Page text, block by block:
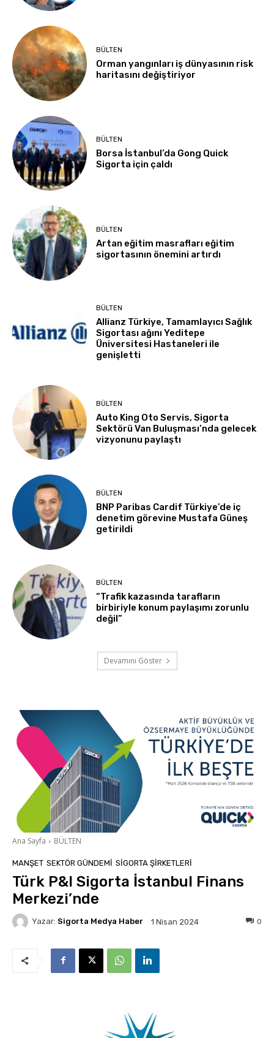
BÜLTEN
Orman yangınları iş dünyasının risk
haritasını değiştiriyor
BÜLTEN
Borsa İstanbul’da Gong Quick
Sigorta için çaldı
BÜLTEN
Artan eğitim masrafları eğitim
sigortasının önemini artırdı
BÜLTEN
Allianz Türkiye, Tamamlayıcı Sağlık
Sigortası ağını Yeditepe
Üniversitesi Hastaneleri ile
genişletti
BÜLTEN
Auto King Oto Servis, Sigorta
Sektörü Van Buluşması’nda gelecek
vizyonunu paylaştı
BÜLTEN
BNP Paribas Cardif Türkiye’de iç
denetim görevine Mustafa Güneş
getirildi
BÜLTEN
“Trafik kazasında tarafların
birbiriyle konum paylaşımı zorunlu
değil”
Devamını Göster